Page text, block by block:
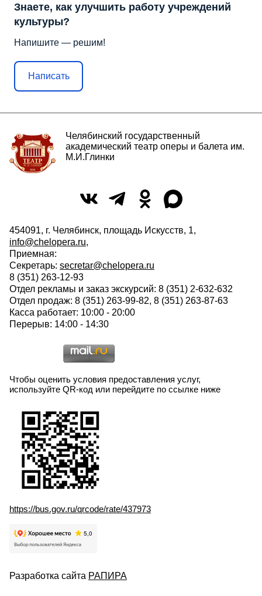
Знаете, как улучшить работу учреждений
культуры?
Напишите — решим!
Написать
Челябинский государственный
академический театр оперы и балета им.
М.И.Глинки
454091, г. Челябинск, площадь Искусств, 1,
info@chelopera.ru,
Приемная:
Секретарь: secretar@chelopera.ru
8 (351) 263-12-93
Отдел рекламы и заказ экскурсий: 8 (351) 2-632-632
Отдел продаж: 8 (351) 263-99-82, 8 (351) 263-87-63
Касса работает: 10:00 - 20:00
Перерыв: 14:00 - 14:30
Чтобы оценить условия предоставления услуг,
используйте QR-код или перейдите по ссылке ниже
https://bus.gov.ru/qrcode/rate/437973
Разработка сайта РАПИРА